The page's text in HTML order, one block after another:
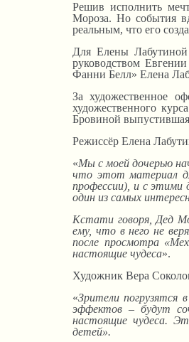
Решив исполнить
Мороза. Но события
реальным, что его
Для Елены
руководством
Фанни Белл» Елена
За художественное
художественного
Бровиной
Режиссёр Елена
«Мы с моей дочерью
что этот материал
профессии), ис этими
один из самых
Кстати говоря, Дед
ему, что в него не
после просмотра
настоящие чудеса».
Художник Вера
«Зрители погрузятся
эффектов – будут
настоящие чудеса.
детей».